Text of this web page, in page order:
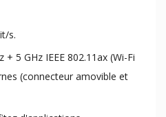
s.
5 GHz IEEE 802.11ax (Wi-Fi
(connecteur amovible et